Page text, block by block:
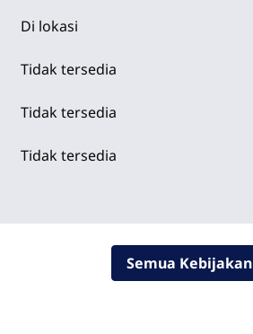
Di lokasi
Tidak tersedia
Tidak tersedia
Tidak tersedia
Semua Kebijakan